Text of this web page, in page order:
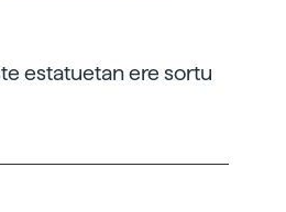
estatuetan ere sortu